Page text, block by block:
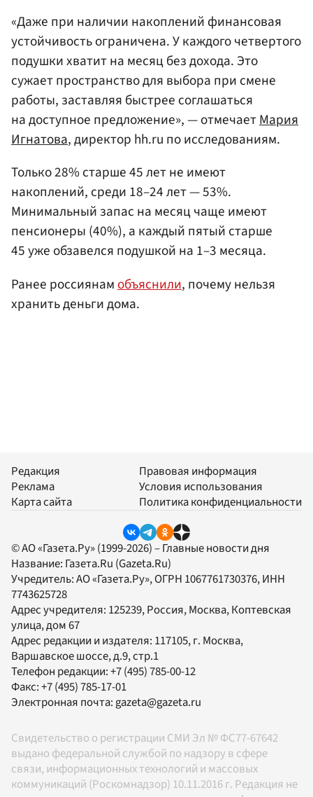
«Даже при наличии накоплений финансовая
устойчивость ограничена. У каждого четвертого
подушки хватит на месяц без дохода. Это
сужает пространство для выбора при смене
работы, заставляя быстрее соглашаться
на доступное предложение», — отмечаетМария
Игнатова, директор hh.ru по исследованиям.
Только 28% старше 45 лет не имеют
накоплений, среди 18–24 лет — 53%.
Минимальный запас на месяц чаще имеют
пенсионеры (40%), а каждый пятый старше
45 уже обзавелся подушкой на 1–3 месяца.
Ранее россиянамобъяснили, почему нельзя
хранить деньги дома.
Редакция
Реклама
Карта сайта
Правовая информация
Условия использования
Политика конфиденциальности
© АО «Газета.Ру» (1999-2026) – Главные новости дня
Название: Газета.Ru (Gazeta.Ru)
Учредитель:АО «Газета.Ру», ОГРН 1067761730376, ИНН
7743625728
Адрес учредителя: 125239, Россия, Москва, Коптевская
улица, дом 67
Адрес редакции и издателя: 117105, г. Москва,
Варшавское шоссе, д.9, стр.1
Телефон редакции:+7 (495) 785-00-12
Факс:+7 (495) 785-17-01
Электронная почта:gazeta@gazeta.ru
Свидетельство о регистрации СМИ Эл № ФС77-67642
выдано федеральной службой по надзору в сфере
связи, информационных технологий и массовых
коммуникаций (Роскомнадзор) 10.11.2016 г. Редакция не